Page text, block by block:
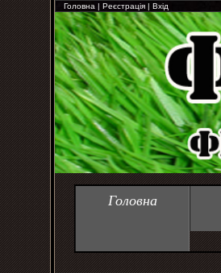
Головна | Реєстрація | Вхід
Головна